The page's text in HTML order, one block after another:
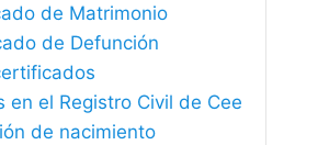
de Matrimonio
de Defunción
en el Registro Civil de Cee
de nacimiento